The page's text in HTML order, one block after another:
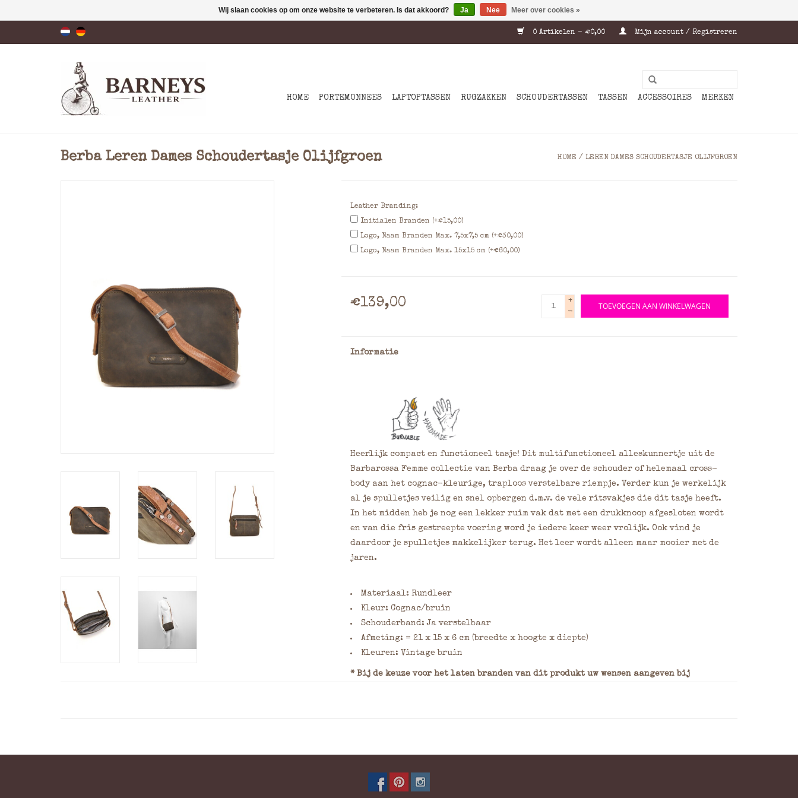
0 Artikelen - €0,00 Mijn account / Registreren
HOME PORTEMONNEES LAPTOPTASSEN RUGZAKKEN SCHOUDERTASSEN TASSEN ACCESSOIRES MERKEN
Berba Leren Dames Schoudertasje Olijfgroen HOME / LEREN DAMES SCHOUDERTASJE OLIJFGROEN
Leather Branding:
Initialen Branden (+€15,00)
Logo, Naam Branden Max. 7,5x7,5 cm (+€30,00)
Logo, Naam Branden Max. 15x15 cm (+€60,00)
€139,00
+
-
TOEVOEGEN AAN WINKELWAGEN
Informatie
Heerlijk compact en functioneel tasje! Dit multifunctioneel alleskunnertje uit de
Barbarossa Femme collectie van Berba draag je over de schouder of helemaal cross-
body aan het cognac-kleurige, traploos verstelbare riempje. Verder kun je werkelijk
al je spulletjes veilig en snel opbergen d.m.v. de vele ritsvakjes die dit tasje heeft.
In het midden heb je nog een lekker ruim vak dat met een drukknoop afgesloten wordt
en van die fris gestreepte voering word je iedere keer weer vrolijk. Ook vind je
daardoor je spulletjes makkelijker terug. Het leer wordt alleen maar mooier met de
jaren.
Materiaal: Rundleer
Kleur: Cognac/bruin
Schouderband: Ja verstelbaar
Afmeting: = 21 x 15 x 6 cm (breedte x hoogte x diepte)
Kleuren: Vintage bruin
* Bij de keuze voor het laten branden van dit produkt uw wensen aangeven bij
Wij slaan cookies op om onze website te verbeteren. Is dat akkoord? Ja Nee Meer over cookies »